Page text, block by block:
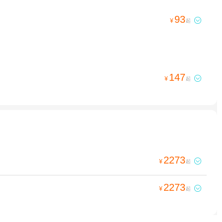
¥ 93起 
¥ 147起 
¥ 2273起 
¥ 2273起 